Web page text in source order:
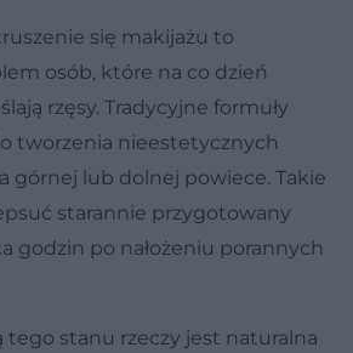
się makijażu to
osób, które na co dzień
rzęsy. Tradycyjne formuły
tworzenia nieestetycznych
górnej lub dolnej powiece. Takie
starannie przygotowany
godzin po nałożeniu porannych
tego stanu rzeczy jest naturalna